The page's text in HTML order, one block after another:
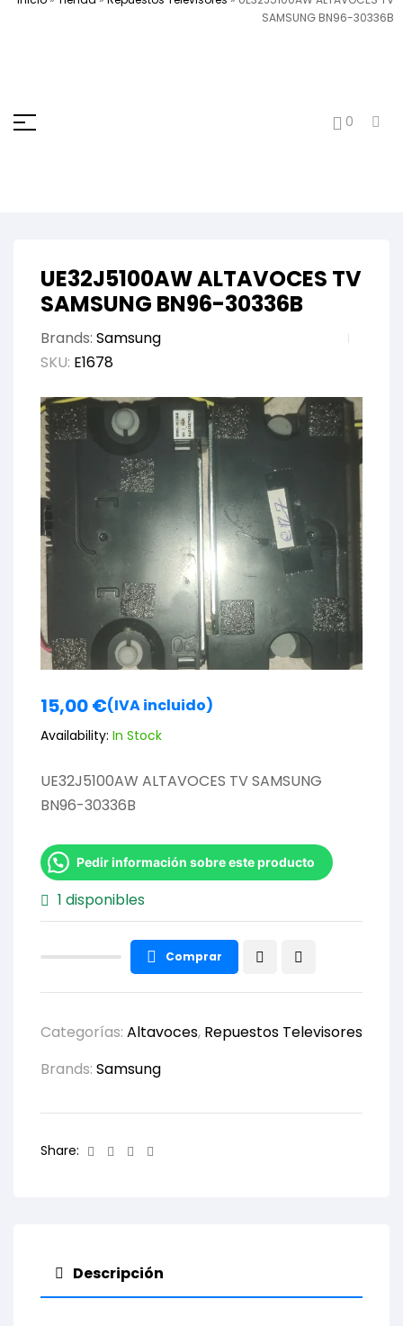
SAMSUNG BN96-30336B
0
UE32J5100AW ALTAVOCES TV
SAMSUNG BN96-30336B
Brands: Samsung
SKU: E1678
15,00€(IVA incluido)
Availability: In Stock
UE32J5100AW ALTAVOCES TV SAMSUNG
BN96-30336B
Pedir información sobre este producto
1 disponibles
Comprar
Categorías: Altavoces, Repuestos Televisores
Brands: Samsung
Share: Facebook
TwitterLinkedin
Descripción